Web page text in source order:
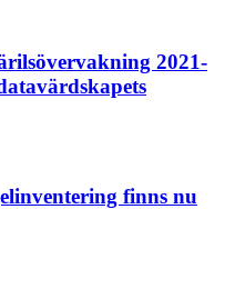
2021-
finns nu